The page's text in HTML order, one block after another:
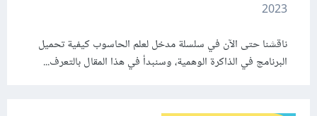
2023
ناقشنا حتى الآن في سلسلة مدخل لعلم الحاسوب كيفية تحميل
البرنامج في الذاكرة الوهمية، وسنبدأ في هذا المقال بالتعرف...